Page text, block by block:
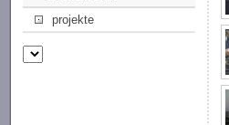
projekte